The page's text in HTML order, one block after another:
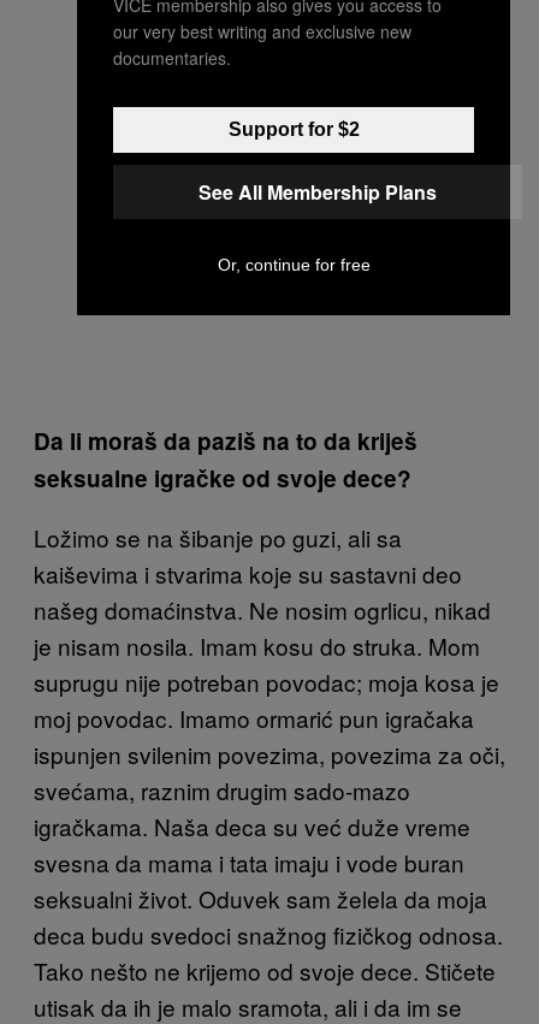
Da li moraš da paziš na to da kriješ
seksualne igračke od svoje dece?
Ložimo se na šibanje po guzi, ali sa
kaiševima i stvarima koje su sastavni deo
našeg domaćinstva. Ne nosim ogrlicu, nikad
je nisam nosila. Imam kosu do struka. Mom
suprugu nije potreban povodac; moja kosa je
moj povodac. Imamo ormarić pun igračaka
ispunjen svilenim povezima, povezima za oči,
svećama, raznim drugim sado-mazo
igračkama. Naša deca su već duže vreme
svesna da mama i tata imaju i vode buran
seksualni život. Oduvek sam želela da moja
deca budu svedoci snažnog fizičkog odnosa.
Tako nešto ne krijemo od svoje dece. Stičete
utisak da ih je malo sramota, ali i da im se
our very best writing and exclusive new
documentaries.
Support for $2
See All Membership Plans
Or, continue for free